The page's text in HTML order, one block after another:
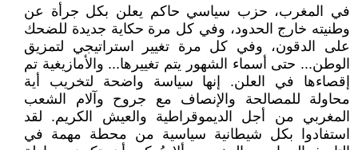
في المغرب، حزب سياسي حاكم يعلن بكل جرأة عن
وطنيته خارج الحدود، وفي كل مرة حكاية جديدة للضحك
على الدقون، وفي كل مرة تغيير استراتيجي لتمزيق
الوطن... حتى أسماء الشهور يتم تغييرها... والأمازيغية تم
إقصاءها في العلن. إنها سياسة واضحة لتخريب أية
محاولة للمصالحة والإنصاف مع جروح وآلام الشعب
المغربي من أجل الديموقراطية والعيش الكريم. لقد
استفادوا بكل شيطانية سياسية من محطة مهمة في